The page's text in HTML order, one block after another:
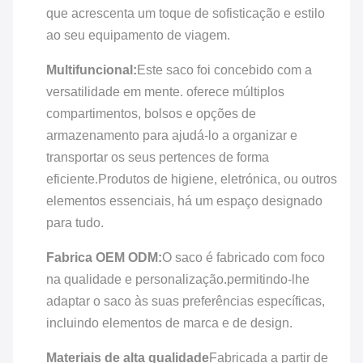
que acrescenta um toque de sofisticação e estilo
ao seu equipamento de viagem.
Multifuncional: Este saco foi concebido com a
versatilidade em mente. oferece múltiplos
compartimentos, bolsos e opções de
armazenamento para ajudá-lo a organizar e
transportar os seus pertences de forma
eficiente.Produtos de higiene, eletrónica, ou outros
elementos essenciais, há um espaço designado
para tudo.
Fabrica OEM ODM:O saco é fabricado com foco
na qualidade e personalização.permitindo-lhe
adaptar o saco às suas preferências específicas,
incluindo elementos de marca e de design.
Materiais de alta qualidadeFabricada a partir de